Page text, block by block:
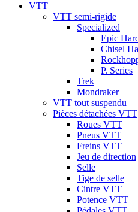
VTT
VTT semi-rigide
Specialized
Epic
Chisel
P. Series
Trek
Mondraker
VTT tout suspendu
Pièces détachées VTT
Roues VTT
Pneus VTT
Freins VTT
Jeu de direction
Selle
Tige de selle
Cintre VTT
Potence VTT